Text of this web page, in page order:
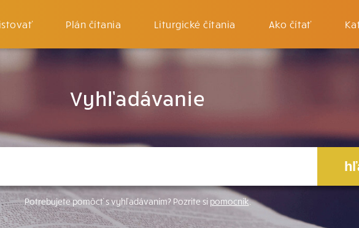
Plán čítania Liturgické čítania Ako čítať
Vyhľadávanie
Potrebujete pomôcť s vyhľadávaním? Pozrite si pomocník.